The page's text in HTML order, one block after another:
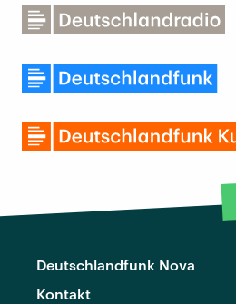
Deutschlandfunk Nova
Kontakt